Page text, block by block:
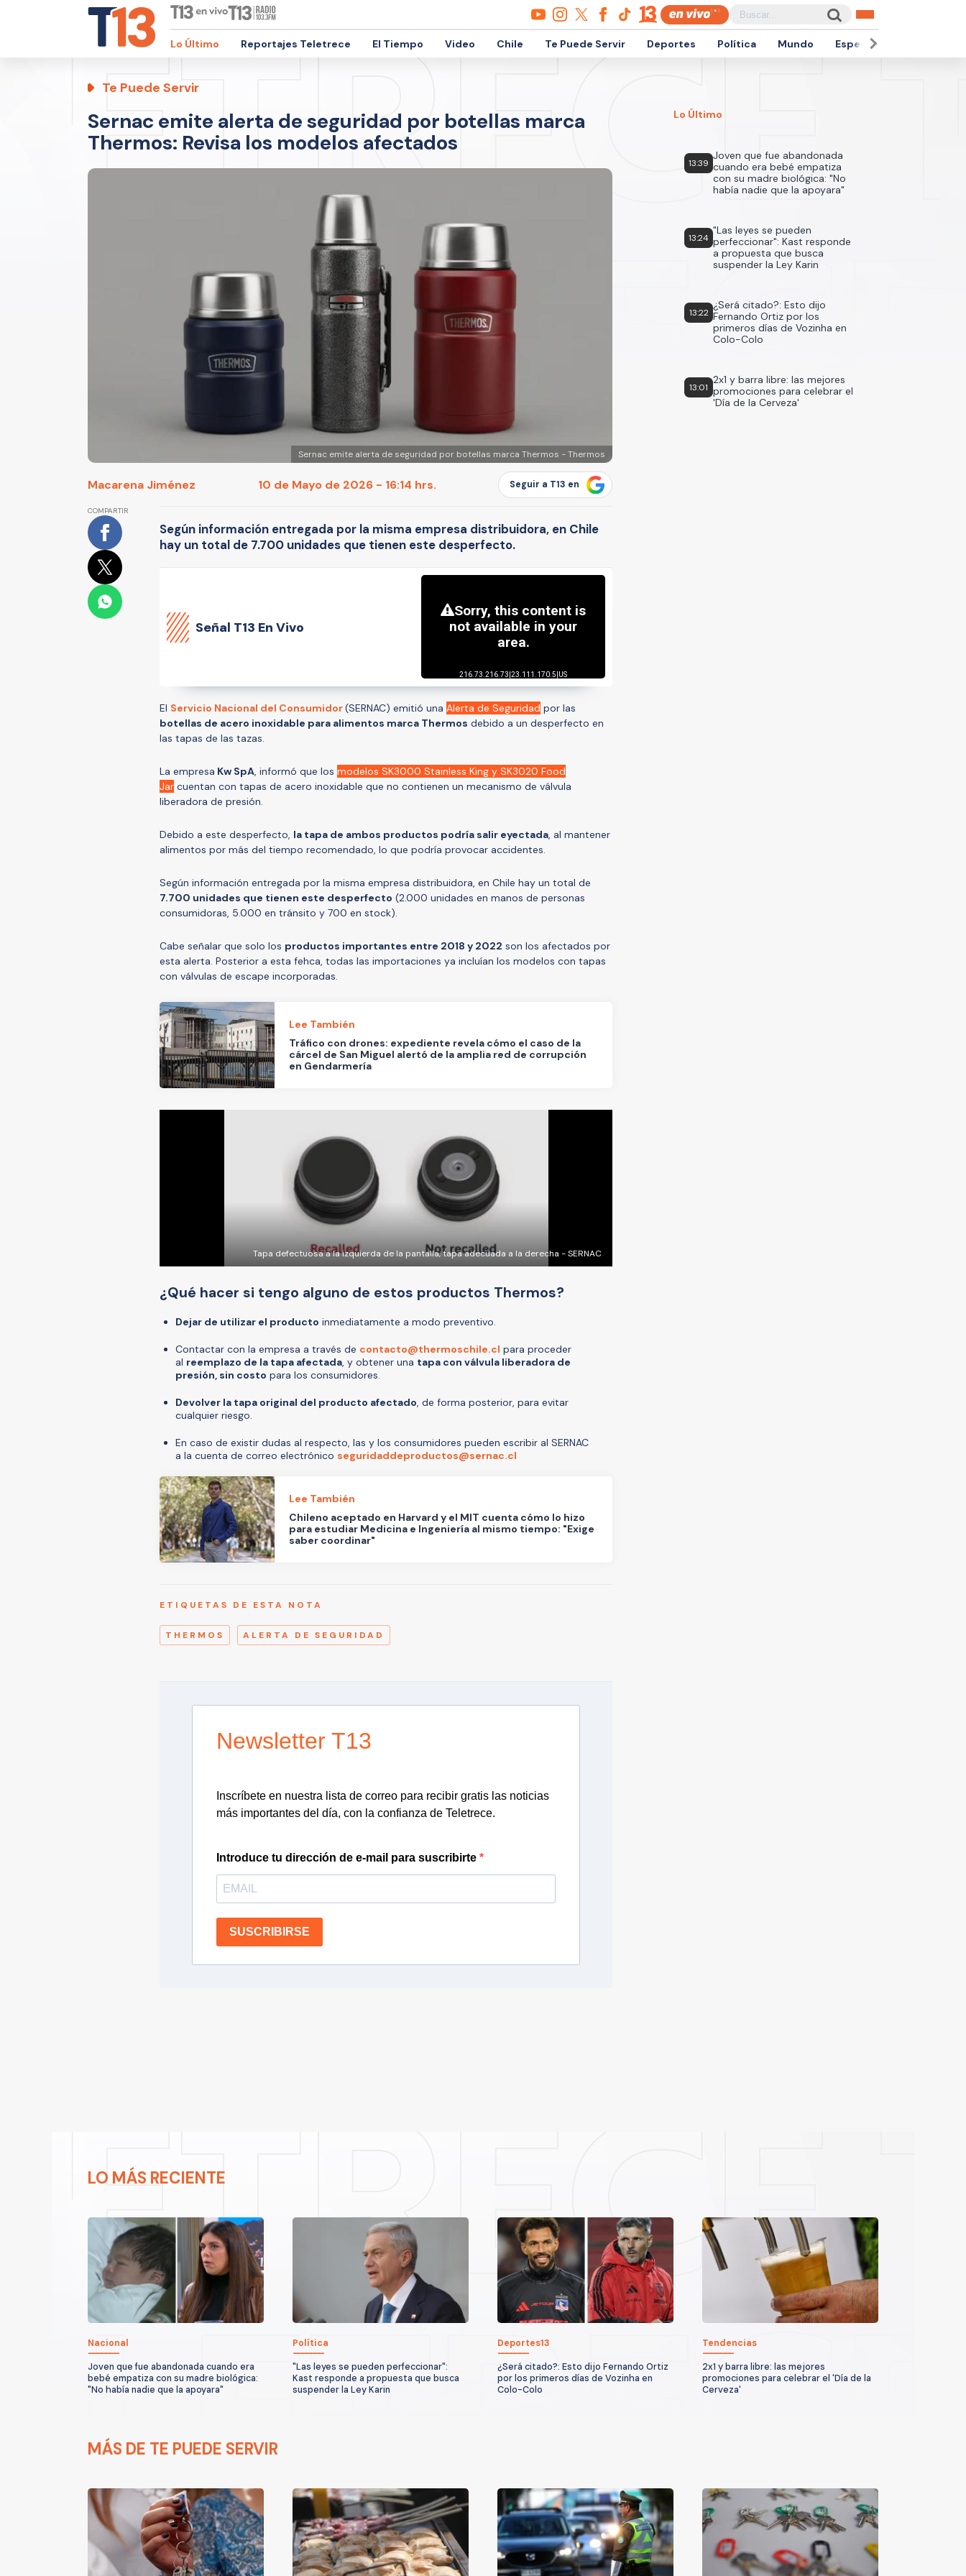
Lo Último Reportajes Teletrece El Tiempo Video Chile Te Puede Servir Deportes Política Mundo Espectáculos
Te Puede Servir
Sernac emite alerta de seguridad por botellas marca
Thermos: Revisa los modelos afectados
Sernac emite alerta de seguridad por botellas marca Thermos - Thermos
Macarena Jiménez 10 de Mayo de 2026 - 16:14 hrs. Seguir a T13 en
COMPARTIR
Según información entregada por la misma empresa distribuidora, en Chile
hay un total de 7.700 unidades que tienen este desperfecto.
Señal T13 En Vivo
El Servicio Nacional del Consumidor(SERNAC) emitió una Alerta de Seguridad por las
botellas de acero inoxidable para alimentos marca Thermos debido a un desperfecto en
las tapas de las tazas.
La empresa Kw SpA, informó que los modelos SK3000 Stainless King y SK3020 Food
Jar cuentan con tapas de acero inoxidable que no contienen un mecanismo de válvula
liberadora de presión.
Debido a este desperfecto, la tapa de ambos productos podría salir eyectada, al mantener
alimentos por más del tiempo recomendado, lo que podría provocar accidentes.
Según información entregada por la misma empresa distribuidora, en Chile hay un total de
7.700 unidades que tienen este desperfecto (2.000 unidades en manos de personas
consumidoras, 5.000 en tránsito y 700 en stock).
Cabe señalar que solo los productos importantes entre 2018 y 2022 son los afectados por
esta alerta. Posterior a esta fehca, todas las importaciones ya incluían los modelos con tapas
con válvulas de escape incorporadas.
Lee También
Tráfico con drones: expediente revela cómo el caso de la
cárcel de San Miguel alertó de la amplia red de corrupción
en Gendarmería
Tapa defectuosa a la izquierda de la pantalla, tapa adecuada a la derecha - SERNAC
¿Qué hacer si tengo alguno de estos productos Thermos?
Dejar de utilizar el producto inmediatamente a modo preventivo.
Contactar con la empresa a través de contacto@thermoschile.cl para proceder
al reemplazo de la tapa afectada, y obtener una tapa con válvula liberadora de
presión, sin costo para los consumidores.
Devolver la tapa original del producto afectado, de forma posterior, para evitar
cualquier riesgo.
En caso de existir dudas al respecto, las y los consumidores pueden escribir al SERNAC
a la cuenta de correo electrónico seguridaddeproductos@sernac.cl
Lee También
Chileno aceptado en Harvard y el MIT cuenta cómo lo hizo
para estudiar Medicina e Ingeniería al mismo tiempo: "Exige
saber coordinar"
ETIQUETAS DE ESTA NOTA
THERMOS ALERTA DE SEGURIDAD
Newsletter T13
Inscríbete en nuestra lista de correo para recibir gratis las noticias
más importantes del día, con la confianza de Teletrece.
Introduce tu dirección de e-mail para suscribirte
SUSCRIBIRSE
Lo Último
13:39
Joven que fue abandonada
cuando era bebé empatiza
con su madre biológica: "No
había nadie que la apoyara"
13:24
"Las leyes se pueden
perfeccionar": Kast responde
a propuesta que busca
suspender la Ley Karin
13:22
¿Será citado?: Esto dijo
Fernando Ortiz por los
primeros días de Vozinha en
Colo-Colo
13:01
2x1 y barra libre: las mejores
promociones para celebrar el
'Día de la Cerveza'
LO MÁS RECIENTE
Nacional
Joven que fue abandonada cuando era
bebé empatiza con su madre biológica:
"No había nadie que la apoyara"
Política
"Las leyes se pueden perfeccionar":
Kast responde a propuesta que busca
suspender la Ley Karin
Deportes13
¿Será citado?: Esto dijo Fernando Ortiz
por los primeros días de Vozinha en
Colo-Colo
Tendencias
2x1 y barra libre: las mejores
promociones para celebrar el 'Día de la
Cerveza'
MÁS DE TE PUEDE SERVIR